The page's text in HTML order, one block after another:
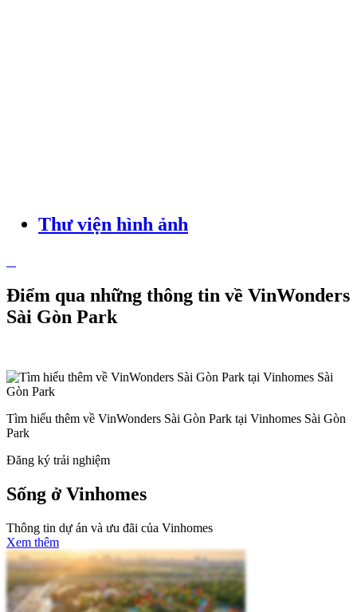
Thư viện hình ảnh
Điểm qua những thông tin về VinWonders
Sài Gòn Park
Tìm hiểu thêm về VinWonders Sài Gòn Park tại Vinhomes Sài Gòn
Park
Đăng ký trải nghiệm
Sống ở Vinhomes
Thông tin dự án và ưu đãi của Vinhomes
Xem thêm